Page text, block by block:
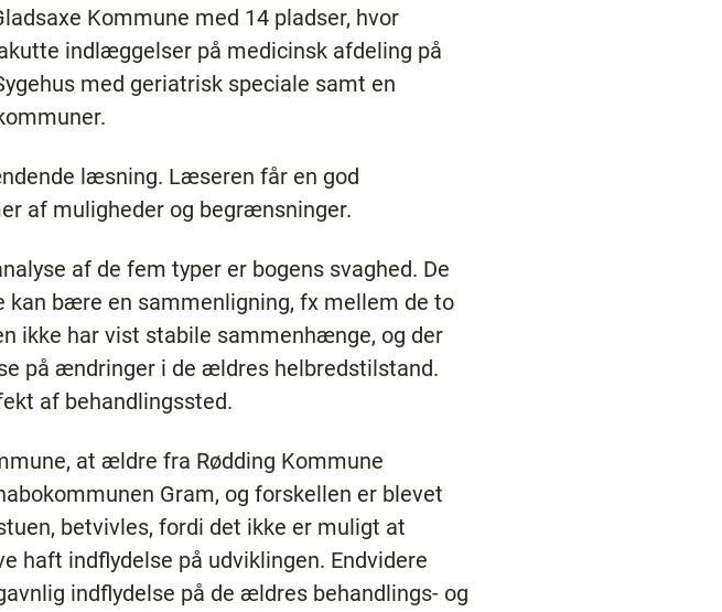
Kommune med 14 pladser, hvor
indlæggelser på medicinsk afdeling på
med geriatrisk speciale samt en
læsning. Læseren får en god
af muligheder og begrænsninger.
af de fem typer er bogens svaghed. De
bære en sammenligning, fx mellem de to
ikke har vist stabile sammenhænge, og der
på ændringer i de ældres helbredstilstand.
af behandlingssted.
at ældre fra Rødding Kommune
Gram, og forskellen er blevet
betvivles, fordi det ikke er muligt at
haft indflydelse på udviklingen. Endvidere
indflydelse på de ældres behandlings- og